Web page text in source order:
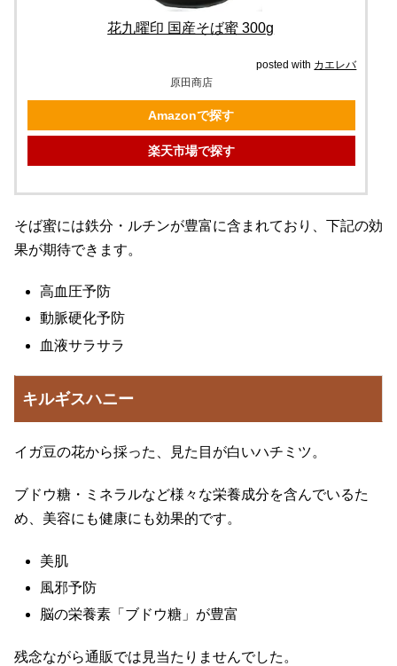
花九曜印 国産そば蜜 300g
posted with カエレバ
原田商店
Amazonで探す
楽天市場で探す
そば蜜には鉄分・ルチンが豊富に含まれており、下記の効
果が期待できます。
高血圧予防
動脈硬化予防
血液サラサラ
キルギスハニー
イガ豆の花から採った、見た目が白いハチミツ。
ブドウ糖・ミネラルなど様々な栄養成分を含んでいるた
め、美容にも健康にも効果的です。
美肌
風邪予防
脳の栄養素「ブドウ糖」が豊富
残念ながら通販では見当たりませんでした。